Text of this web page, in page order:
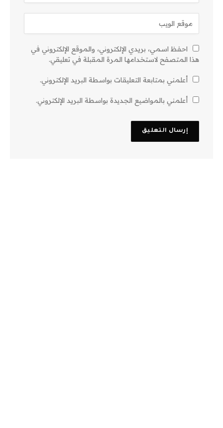
احفظ اسمي، بريدي الإلكتروني، والموقع الإلكتروني في
هذا المتصفح لاستخدامها المرة المقبلة في تعليقي.
أعلمني بمتابعة التعليقات بواسطة البريد الإلكتروني.
أعلمني بالمواضيع الجديدة بواسطة البريد الإلكتروني.